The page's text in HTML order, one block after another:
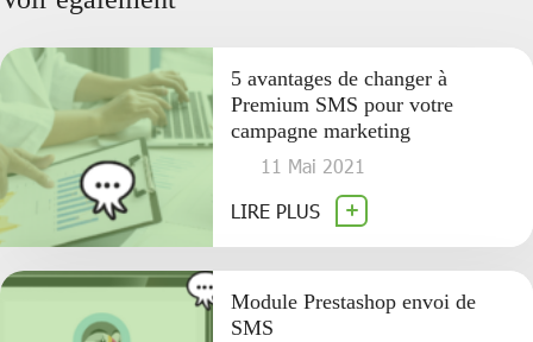
5 avantages de changer à
Premium SMS pour votre
campagne marketing
11 Mai 2021
LIRE PLUS
Module Prestashop envoi de
SMS